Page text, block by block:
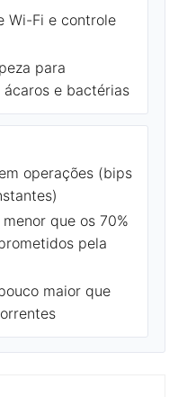
Wi-Fi e controle
para
ácaros e bactérias
operações (bips
que os 70%
pela
maior que